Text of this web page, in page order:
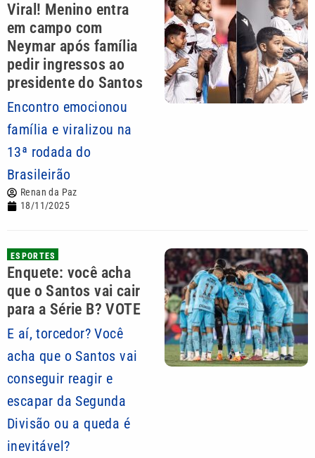
Viral! Menino entra
em campo com
Neymar após família
pedir ingressos ao
presidente do Santos
Encontro emocionou
família e viralizou na
13ª rodada do
Brasileirão
Renan da Paz
18/11/2025
ESPORTES
Enquete: você acha
que o Santos vai cair
para a Série B? VOTE
E aí, torcedor? Você
acha que o Santos vai
conseguir reagir e
escapar da Segunda
Divisão ou a queda é
inevitável?